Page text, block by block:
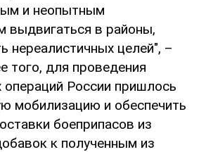
и неопытным
выдвигаться в районы,
нереалистичных целей", –
того, для проведения
операций России пришлось
мобилизацию и обеспечить
боеприпасов из
к полученным из